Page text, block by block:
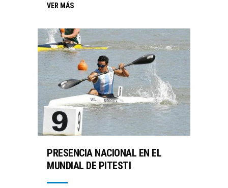
VER MÁS
PRESENCIA NACIONAL EN EL
MUNDIAL DE PITESTI